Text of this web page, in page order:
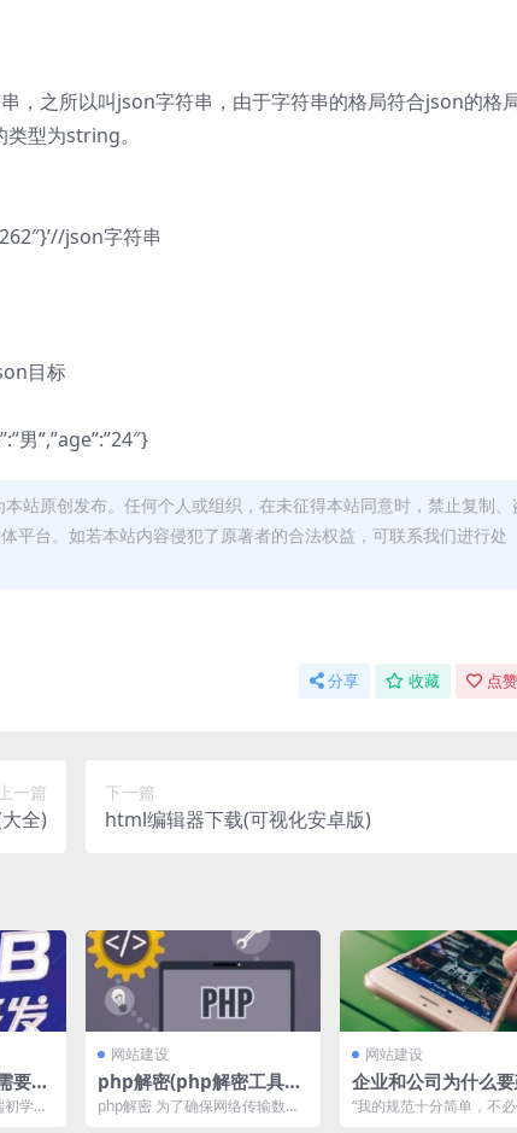
，之所以叫json字符串，由于字符串的格局符合json的格
型为string。
json字符串
目标
男”,”age”:”24″}
站原创发布。任何个人或组织，在未征得本站同意时，禁止复制、
平台。如若本站内容侵犯了原著者的合法权益，可联系我们进行处
分享 收藏 点
上一篇
全)
下一篇
html编辑器下载(可视化安卓版)
要什
学者
网站建设
php解密(php解密工具下
载推荐)
php解密 为了确保网络传输数据
网站建设
企业和公司为什么
响应式网站?
“我的规范十分简单，不